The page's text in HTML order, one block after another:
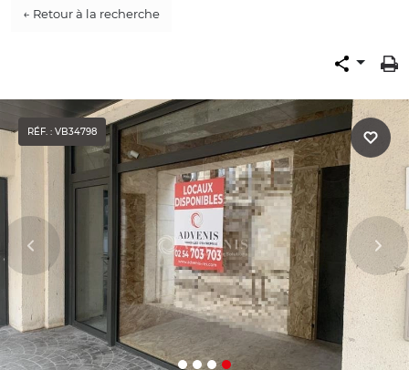
← Retour à la recherche
RÉF. : VB34798